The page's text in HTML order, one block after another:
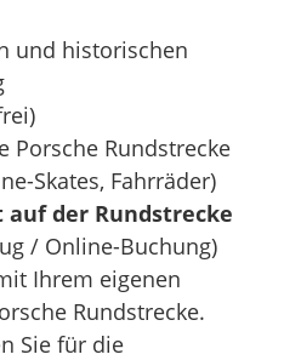
und historischen
Porsche Rundstrecke
Skates, Fahrräder)
der Rundstrecke
/ Online-Buchung)
Ihrem eigenen
Rundstrecke.
Sie für die